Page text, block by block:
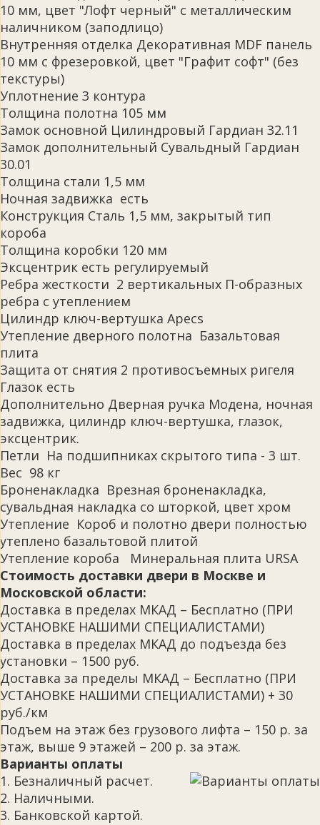
10 мм, цвет "Лофт черный" с металлическим
наличником (заподлицо)
Внутренняя отделка Декоративная MDF панель
10 мм с фрезеровкой, цвет "Графит софт" (без
текстуры)
Уплотнение 3 контура
Толщина полотна 105 мм
Замок основной Цилиндровый Гардиан 32.11
Замок дополнительный Сувальдный Гардиан
30.01
Толщина стали 1,5 мм
Ночная задвижка есть
Конструкция Сталь 1,5 мм, закрытый тип
короба
Толщина коробки 120 мм
Эксцентрик есть регулируемый
Ребра жесткости 2 вертикальных П-образных
ребра с утеплением
Цилиндр ключ-вертушка Apecs
Утепление дверного полотна Базальтовая
плита
Защита от снятия 2 противосъемных ригеля
Глазок есть
Дополнительно Дверная ручка Модена, ночная
задвижка, цилиндр ключ-вертушка, глазок,
эксцентрик.
Петли На подшипниках скрытого типа - 3 шт.
Вес 98 кг
Броненакладка Врезная броненакладка,
сувальдная накладка со шторкой, цвет хром
Утепление Короб и полотно двери полностью
утеплено базальтовой плитой
Утепление короба Минеральная плита URSA
Стоимость доставки двери в Москве и
Московской области:
Доставка в пределах МКАД – Бесплатно (ПРИ
УСТАНОВКЕ НАШИМИ СПЕЦИАЛИСТАМИ)
Доставка в пределах МКАД до подъезда без
установки – 1500 руб.
Доставка за пределы МКАД – Бесплатно (ПРИ
УСТАНОВКЕ НАШИМИ СПЕЦИАЛИСТАМИ) + 30
руб./км
Подъем на этаж без грузового лифта – 150 р. за
этаж, выше 9 этажей – 200 р. за этаж.
Варианты оплаты
1. Безналичный расчет.
2. Наличными.
3. Банковской картой.